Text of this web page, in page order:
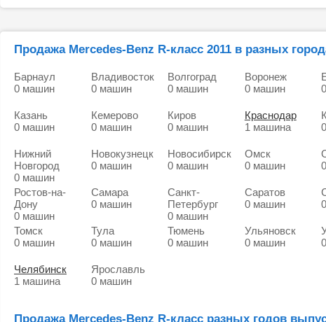
Продажа Mercedes-Benz R-класс 2011 в разных
Барнаул
0 машин
Владивосток
0 машин
Волгоград
0 машин
Воронеж
0 машин
Казань
0 машин
Кемерово
0 машин
Киров
0 машин
Краснодар
1 машина
Нижний
Новгород
0 машин
Новокузнецк
0 машин
Новосибирск
0 машин
Омск
0 машин
Ростов-на-
Дону
0 машин
Самара
0 машин
Санкт-
Петербург
0 машин
Саратов
0 машин
Томск
0 машин
Тула
0 машин
Тюмень
0 машин
Ульяновск
0 машин
Челябинск
1 машина
Ярославль
0 машин
Продажа Mercedes-Benz R-класс разных годов